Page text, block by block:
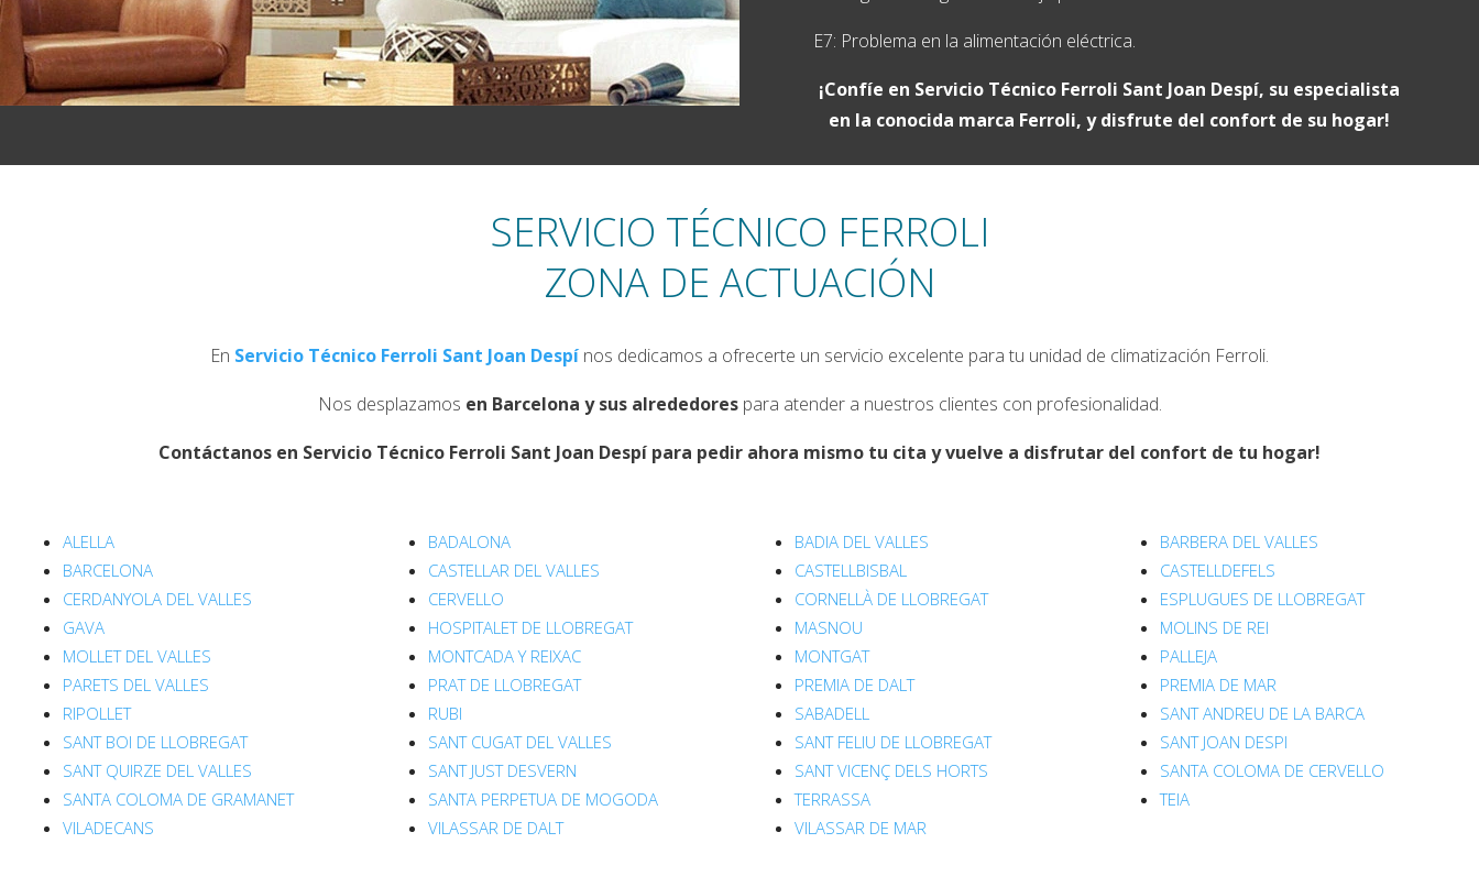
E7: Problema en la alimentación eléctrica.
¡Confíe en Servicio Técnico Ferroli Sant Joan Despí, su especialista
en la conocida marca Ferroli, y disfrute del confort de su hogar!
SERVICIO TÉCNICO FERROLI
ZONA DE ACTUACIÓN
En Servicio Técnico Ferroli Sant Joan Despí nos dedicamos a ofrecerte un servicio excelente para tu unidad de climatización Ferroli.
Nos desplazamos en Barcelona y sus alrededorespara atender a nuestros clientes con profesionalidad.
Contáctanos en Servicio Técnico Ferroli Sant Joan Despí para pedir ahora mismo tu cita y vuelve a disfrutar del confort de tu hogar!
ALELLA
BARCELONA
CERDANYOLA DEL VALLES
GAVA
MOLLET DEL VALLES
PARETS DEL VALLES
RIPOLLET
SANT BOI DE LLOBREGAT
SANT QUIRZE DEL VALLES
SANTA COLOMA DE GRAMANET
VILADECANS
BADALONA
CASTELLAR DEL VALLES
CERVELLO
HOSPITALET DE LLOBREGAT
MONTCADA Y REIXAC
PRAT DE LLOBREGAT
RUBI
SANT CUGAT DEL VALLES
SANT JUST DESVERN
SANTA PERPETUA DE MOGODA
VILASSAR DE DALT
BADIA DEL VALLES
CASTELLBISBAL
CORNELLÀ DE LLOBREGAT
MASNOU
MONTGAT
PREMIA DE DALT
SABADELL
SANT FELIU DE LLOBREGAT
SANT VICENÇ DELS HORTS
TERRASSA
VILASSAR DE MAR
BARBERA DEL VALLES
CASTELLDEFELS
ESPLUGUES DE LLOBREGAT
MOLINS DE REI
PALLEJA
PREMIA DE MAR
SANT ANDREU DE LA BARCA
SANT JOAN DESPI
SANTA COLOMA DE CERVELLO
TEIA